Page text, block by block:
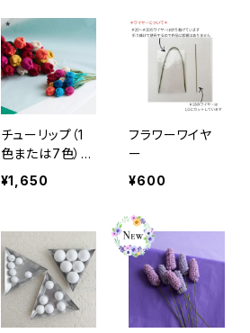
チューリップ（1
色または7色）
【材料セット】
¥1,650
フラワーワイヤ
ー
¥600